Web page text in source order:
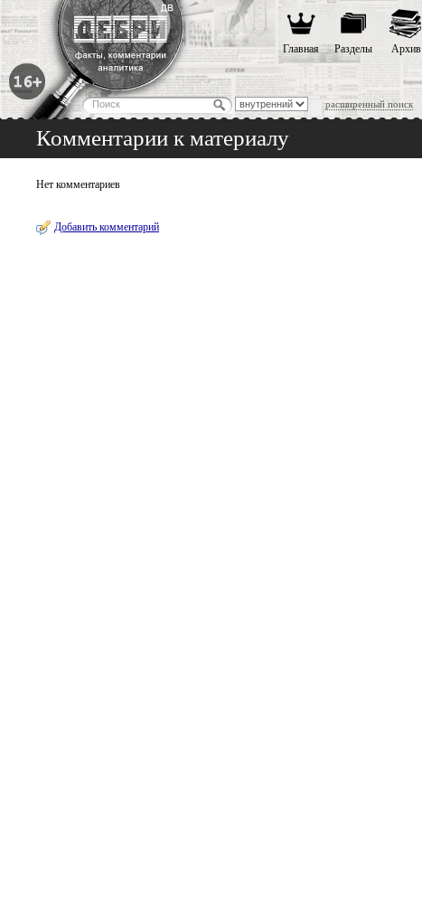
расширенный поиск
Главная Разделы Архив
Комментарии к материалу
Нет комментариев
Добавить комментарий